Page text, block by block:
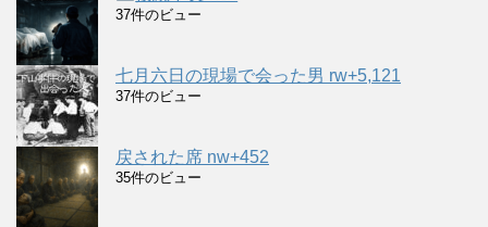
37件のビュー
七月六日の現場で会った男 rw+5,121
37件のビュー
戻された席 nw+452
35件のビュー